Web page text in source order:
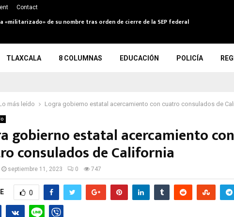
Contact
de su nombre tras orden de cierre de la SEP federal
TLAXCALA 8 COLUMNAS EDUCACIÓN POLICÍA
más leído Logra gobierno estatal acercamiento con cuatro consulados de
gobierno estatal acercamiento con
consulados de California
septiembre 11, 2023 0 747
0